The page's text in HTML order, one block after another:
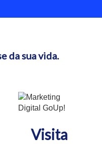
da sua vida.
Visita